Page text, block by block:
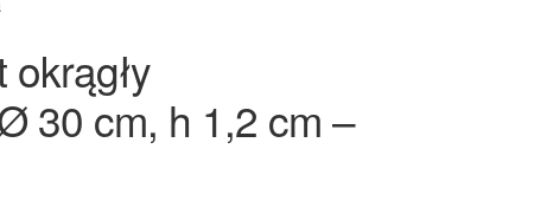
okrągły
30 cm, h 1,2 cm –